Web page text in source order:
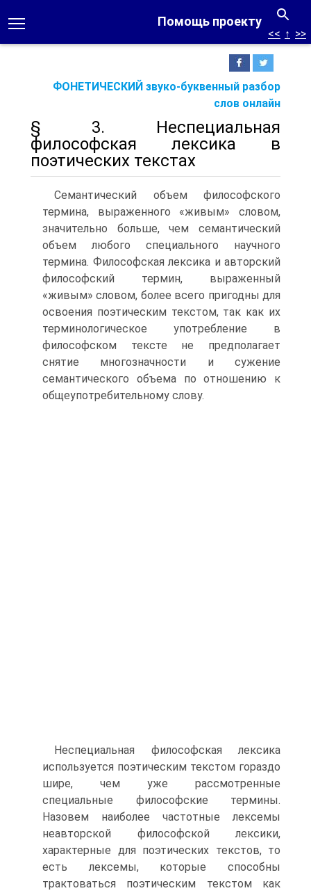
Помощь проекту
ФОНЕТИЧЕСКИЙ звуко-буквенный разбор
слов онлайн
<< ↑ >>
§ 3. Неспециальная
философская лексика в
поэтических текстах
Семантический объем философского
термина, выраженного «живым» словом,
значительно больше, чем семантический
объем любого специального научного
термина. Философская лексика и авторский
философский термин, выраженный
«живым» словом, более всего пригодны для
освоения поэтическим текстом, так как их
терминологическое употребление в
философском тексте не предполагает
снятие многозначности и сужение
семантического объема по отношению к
общеупотребительному слову.
Неспециальная философская лексика
используется поэтическим текстом гораздо
шире, чем уже рассмотренные
специальные философские термины.
Назовем наиболее частотные лексемы
неавторской философской лексики,
характерные для поэтических текстов, то
есть лексемы, которые способны
трактоваться поэтическим текстом как